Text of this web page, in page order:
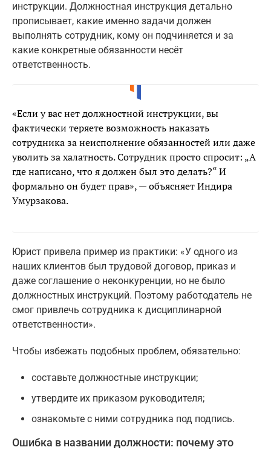
инструкции. Должностная инструкция детально
прописывает, какие именно задачи должен
выполнять сотрудник, кому он подчиняется и за
какие конкретные обязанности несёт
ответственность.
«Если у вас нет должностной инструкции, вы
фактически теряете возможность наказать
сотрудника за неисполнение обязанностей или даже
уволить за халатность. Сотрудник просто спросит: „А
где написано, что я должен был это делать?“ И
формально он будет прав», — объясняет Индира
Умурзакова.
Юрист привела пример из практики: «У одного из
наших клиентов был трудовой договор, приказ и
даже соглашение о неконкуренции, но не было
должностных инструкций. Поэтому работодатель не
смог привлечь сотрудника к дисциплинарной
ответственности».
Чтобы избежать подобных проблем, обязательно:
составьте должностные инструкции;
утвердите их приказом руководителя;
ознакомьте с ними сотрудника под подпись.
Ошибка в названии должности: почему это